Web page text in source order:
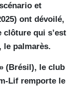
et
ont dévoilé,
clôture qui s’est
le palmarès.
(Brésil), le club
Lif remporte le